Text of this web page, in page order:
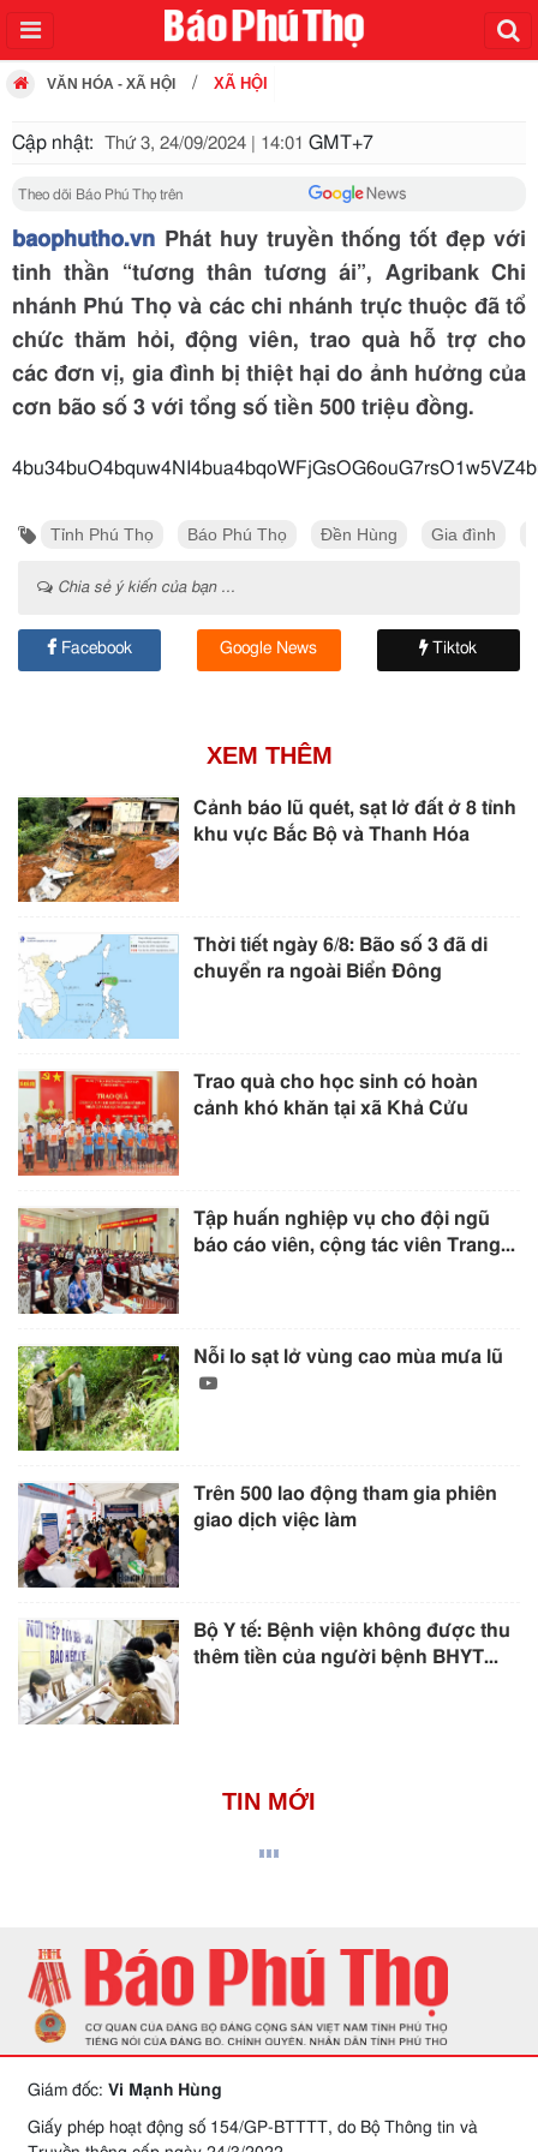
VĂN HÓA - XÃ HỘI XÃ HỘI
Cập nhật: Thứ 3, 24/09/2024 | 14:01 GMT+7
Theo dõi Báo Phú Thọ trên
baophutho.vn Phát huy truyền thống tốt đẹp với
tinh thần “tương thân tương ái”, Agribank Chi
nhánh Phú Thọ và các chi nhánh trực thuộc đã tổ
chức thăm hỏi, động viên, trao quà hỗ trợ cho
các đơn vị, gia đình bị thiệt hại do ảnh hưởng của
cơn bão số 3 với tổng số tiền 500 triệu đồng.
Tỉnh Phú Thọ Báo Phú Thọ Đền Hùng Gia đình
Chia sẻ ý kiến của bạn ...
Facebook Google News Tiktok
XEM THÊM
Cảnh báo lũ quét, sạt lở đất ở 8 tỉnh
khu vực Bắc Bộ và Thanh Hóa
Thời tiết ngày 6/8: Bão số 3 đã di
chuyển ra ngoài Biển Đông
Trao quà cho học sinh có hoàn
cảnh khó khăn tại xã Khả Cửu
Tập huấn nghiệp vụ cho đội ngũ
báo cáo viên, cộng tác viên Trang...
Nỗi lo sạt lở vùng cao mùa mưa lũ
Trên 500 lao động tham gia phiên
giao dịch việc làm
Bộ Y tế: Bệnh viện không được thu
thêm tiền của người bệnh BHYT...
TIN MỚI
Giám đốc: Vi Mạnh Hùng
Giấy phép hoạt động số 154/GP-BTTTT, do Bộ Thông tin và